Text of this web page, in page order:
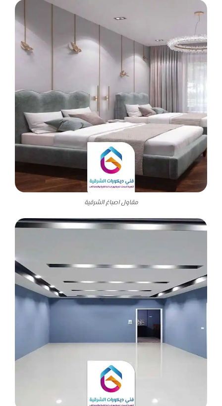
مقاول اصباغ الشرقية